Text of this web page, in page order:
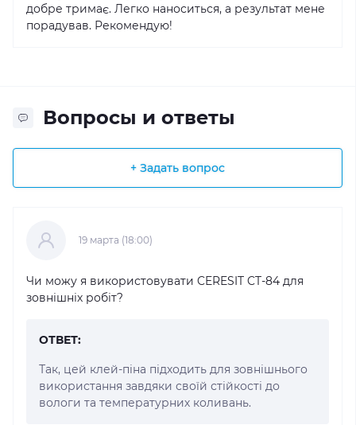
добре тримає. Легко наноситься, а результат мене
порадував. Рекомендую!
Вопросы и ответы
+ Задать вопрос
19 марта (18:00)
Чи можу я використовувати CERESIT CT-84 для
зовнішніх робіт?
ОТВЕТ:
Так, цей клей-піна підходить для зовнішнього
використання завдяки своїй стійкості до
вологи та температурних коливань.